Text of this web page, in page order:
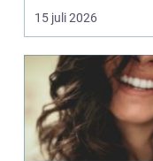
15 juli 2026